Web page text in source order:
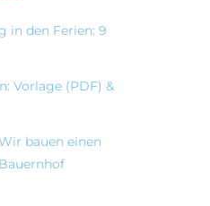
in den Ferien: 9
Vorlage (PDF) &
bauen einen